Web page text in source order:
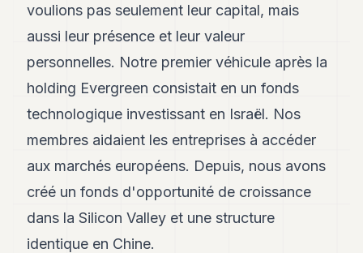
TECH
FINANCE
ART
DE
VIVRE
ARTS
POLITIQUE
voulions pas seulement leur capital, mais
aussi leur présence et leur valeur
personnelles. Notre premier véhicule après la
holding Evergreen consistait en un fonds
technologique investissant en Israël. Nos
membres aidaient les entreprises à accéder
aux marchés européens. Depuis, nous avons
créé un fonds d'opportunité de croissance
dans la Silicon Valley et une structure
identique en Chine.